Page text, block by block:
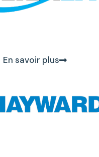
En savoir plus